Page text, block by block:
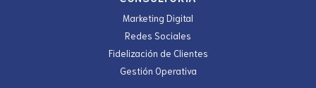
Marketing Digital
Redes Sociales
Fidelización de Clientes
Gestión Operativa